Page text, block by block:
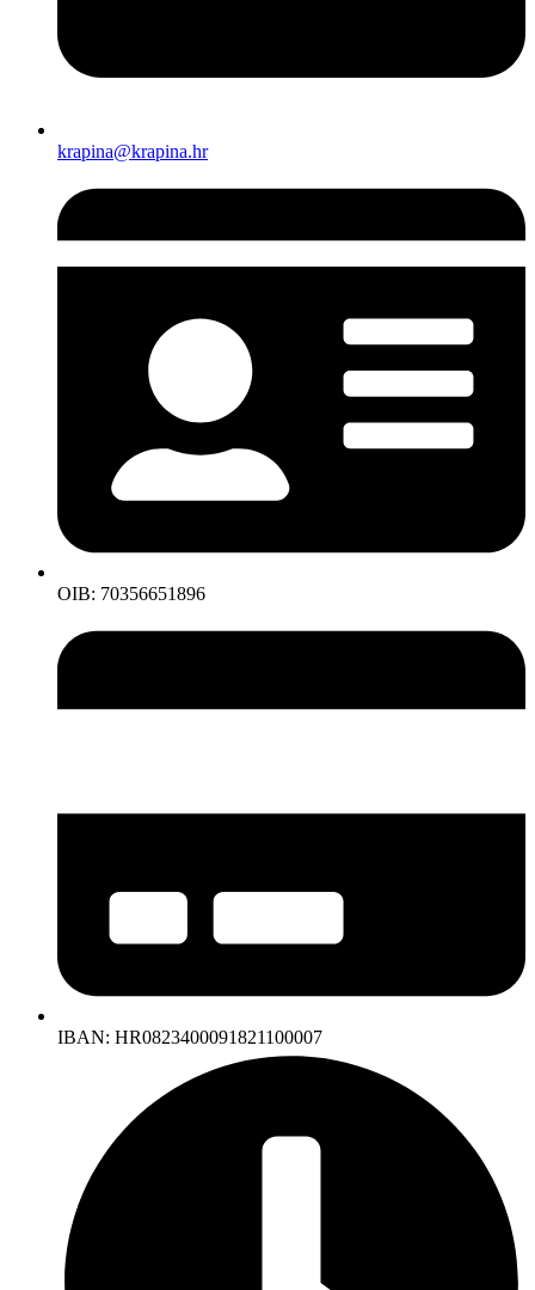
krapina@krapina.hr
OIB: 70356651896
IBAN: HR0823400091821100007